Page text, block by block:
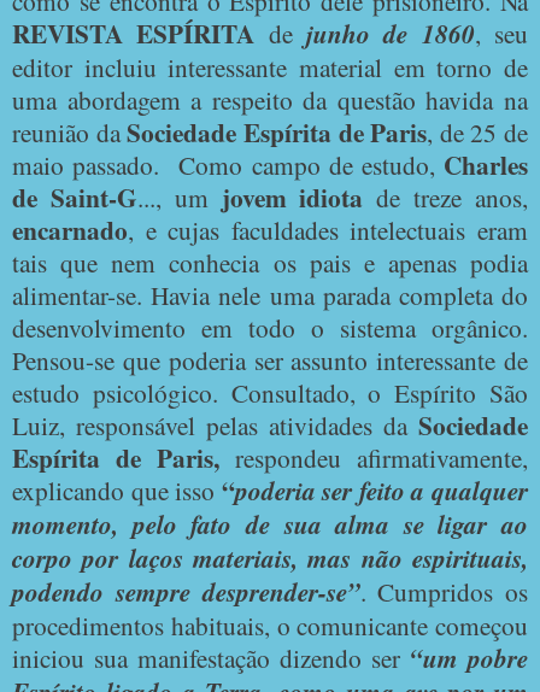
REVISTA ESPÍRITA dejunho de 1860, seu
editor incluiu interessante material em torno de
uma abordagem a respeito da questão havida na
reunião daSociedade Espírita de Paris, de 25 de
maio passado.
Como campo de estudo, Charles
de Saint-G..., um jovem idiota de treze anos,
encarnado, e cujas faculdades intelectuais eram
tais que nem conhecia os pais e apenas podia
alimentar-se. Havia nele uma parada completa do
desenvolvimento em todo o sistema orgânico.
Pensou-se que poderia ser assunto interessante de
estudo psicológico. Consultado, o Espírito São
Luiz, responsável pelas atividades da Sociedade
Espírita de Paris, respondeu afirmativamente,
explicando que isso “poderia ser feito a qualquer
momento, pelo fato de sua alma se ligar ao
corpo por laços materiais, mas não espirituais,
podendo sempre desprender-se”. Cumpridos os
procedimentos habituais, o comunicante começou
iniciou sua manifestação dizendo ser “um pobre